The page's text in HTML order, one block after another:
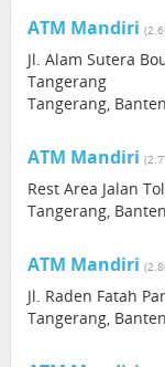
ATM Mandiri
Jl. Alam Sutera
Tangerang
Tangerang,
ATM Mandiri
Rest Area Jalan
Tangerang,
ATM Mandiri
Jl. Raden Fatah
Tangerang,